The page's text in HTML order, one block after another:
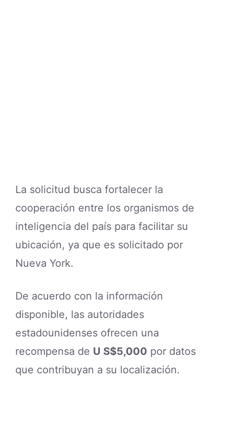
La solicitud busca fortalecer la
cooperación entre los organismos de
inteligencia del país para facilitar su
ubicación, ya que es solicitado por
Nueva York.
De acuerdo con la información
disponible, las autoridades
estadounidenses ofrecen una
recompensa de U S$5,000 por datos
que contribuyan a su localización.